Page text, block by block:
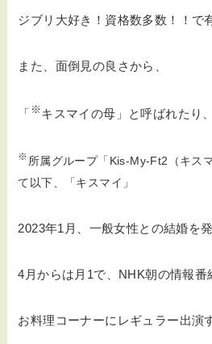
ジブリ大好き！資格数多数！！で
また、面倒見の良さから、
「 ※ キスマイの母」と呼ばれたり、
※ 所属グループ「Kis-My-Ft2（キス
て以下、「キスマイ」
2023年1月、一般女性との結婚を発
4月からは月1で、NHK朝の情報番
お料理コーナーにレギュラー出演